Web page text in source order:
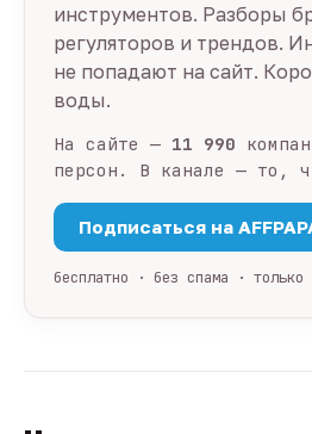
инструментов. Разборы
регуляторов и трендов.
не попадают на сайт.
воды.
На сайте — 11 990
персон. В канале — то,
Подписаться на
бесплатно · без спама · только